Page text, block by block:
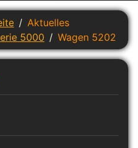
Aktuelles
5000 Wagen 5202